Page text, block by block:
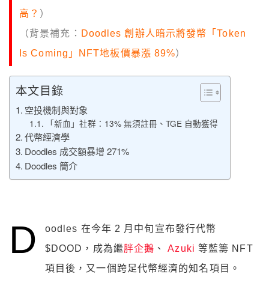
高？ ）
（背景補充： Doodles 創辦人暗示將發幣「Token
Is Coming」NFT地板價暴漲 89%）
本文目錄
空投機制與對象
「新血」社群：13% 無須註冊、TGE 自動獲得
代幣經濟學
Doodles 成交額暴增 271%
Doodles 簡介
D
oodles 在今年 2 月中旬宣布發行代幣
$DOOD，成為繼胖企鵝 、Azuki 等藍籌 NFT
項目後，又一個跨足代幣經濟的知名項目。